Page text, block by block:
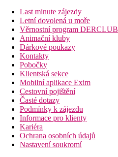
Last minute zájezdy
Letní dovolená u moře
Věrnostní program DERCLUB
Animační kluby
Dárkové poukazy
Kontakty
Pobočky
Klientská sekce
Mobilní aplikace Exim
Cestovní pojištění
Časté dotazy
Podmínky k zájezdu
Informace pro klienty
Kariéra
Ochrana osobních údajů
Nastavení soukromí